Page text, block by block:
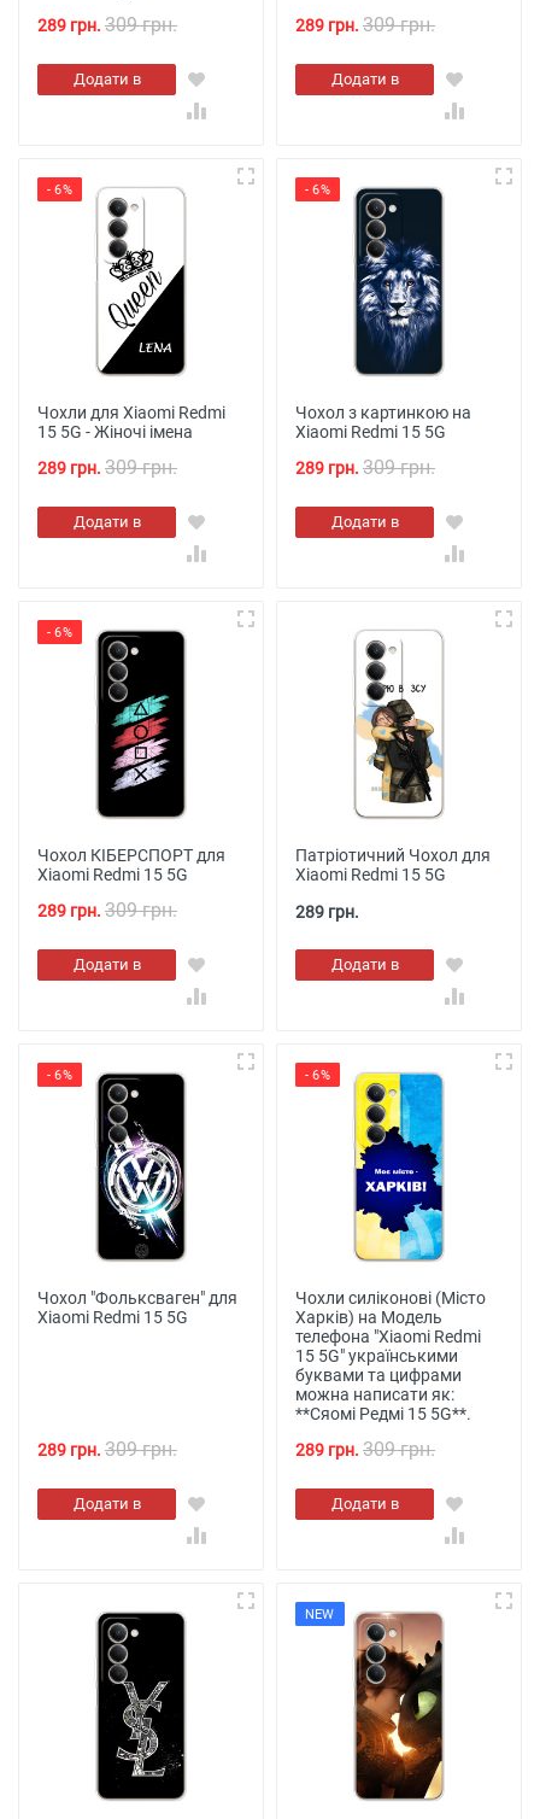
289 грн. 309 грн.
Додати в
кошик
289 грн. 309 грн.
Додати в
кошик
- 6%
Чохли для Xiaomi Redmi
15 5G - Жіночі імена
289 грн. 309 грн.
Додати в
кошик
- 6%
Чохол з картинкою на
Xiaomi Redmi 15 5G
289 грн. 309 грн.
Додати в
кошик
- 6%
Чохол КІБЕРСПОРТ для
Xiaomi Redmi 15 5G
289 грн. 309 грн.
Додати в
кошик
Патріотичний Чохол для
Xiaomi Redmi 15 5G
289 грн.
Додати в
кошик
- 6%
Чохол "Фольксваген" для
Xiaomi Redmi 15 5G
289 грн. 309 грн.
Додати в
кошик
- 6%
Чохли силіконові (Місто
Харків) на Модель
телефона "Xiaomi Redmi
15 5G" українськими
буквами та цифрами
можна написати як:
**Сяомі Редмі 15 5G**.
289 грн. 309 грн.
Додати в
кошик
NEW